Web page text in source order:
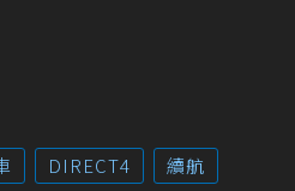
DIRECT4 續航